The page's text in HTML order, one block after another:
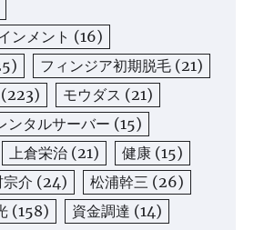
ンメント (16)
フィンジア初期脱毛 (21)
(223) モウダス (21)
ンタルサーバー (15)
上倉栄治 (21) 健康 (15)
介 (24) 松浦幹三 (26)
(158) 資金調達 (14)